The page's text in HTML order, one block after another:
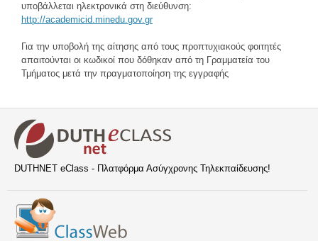
υποβάλλεται ηλεκτρονικά στη διεύθυνση:
http://academicid.minedu.gov.gr
Για την υποβολή της αίτησης από τους προπτυχιακούς φοιτητές
απαιτούνται οι κωδικοί που δόθηκαν από τη Γραμματεία του
Τμήματος μετά την πραγματοποίηση της εγγραφής
DUTHNET eClass - Πλατφόρμα Ασύγχρονης Τηλεκπαίδευσης!